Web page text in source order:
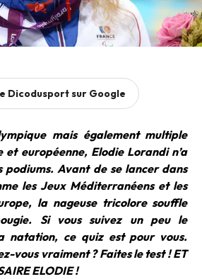
Dicodusport sur Google
mais également multiple
et européenne, Elodie Lorandi n’a
podiums. Avant de se lancer dans
les Jeux Méditerranéens et les
la nageuse tricolore souffle
Si vous suivez un peu le
natation, ce quiz est pour vous.
vous vraiment ? Faites le test ! ET
ELODIE !